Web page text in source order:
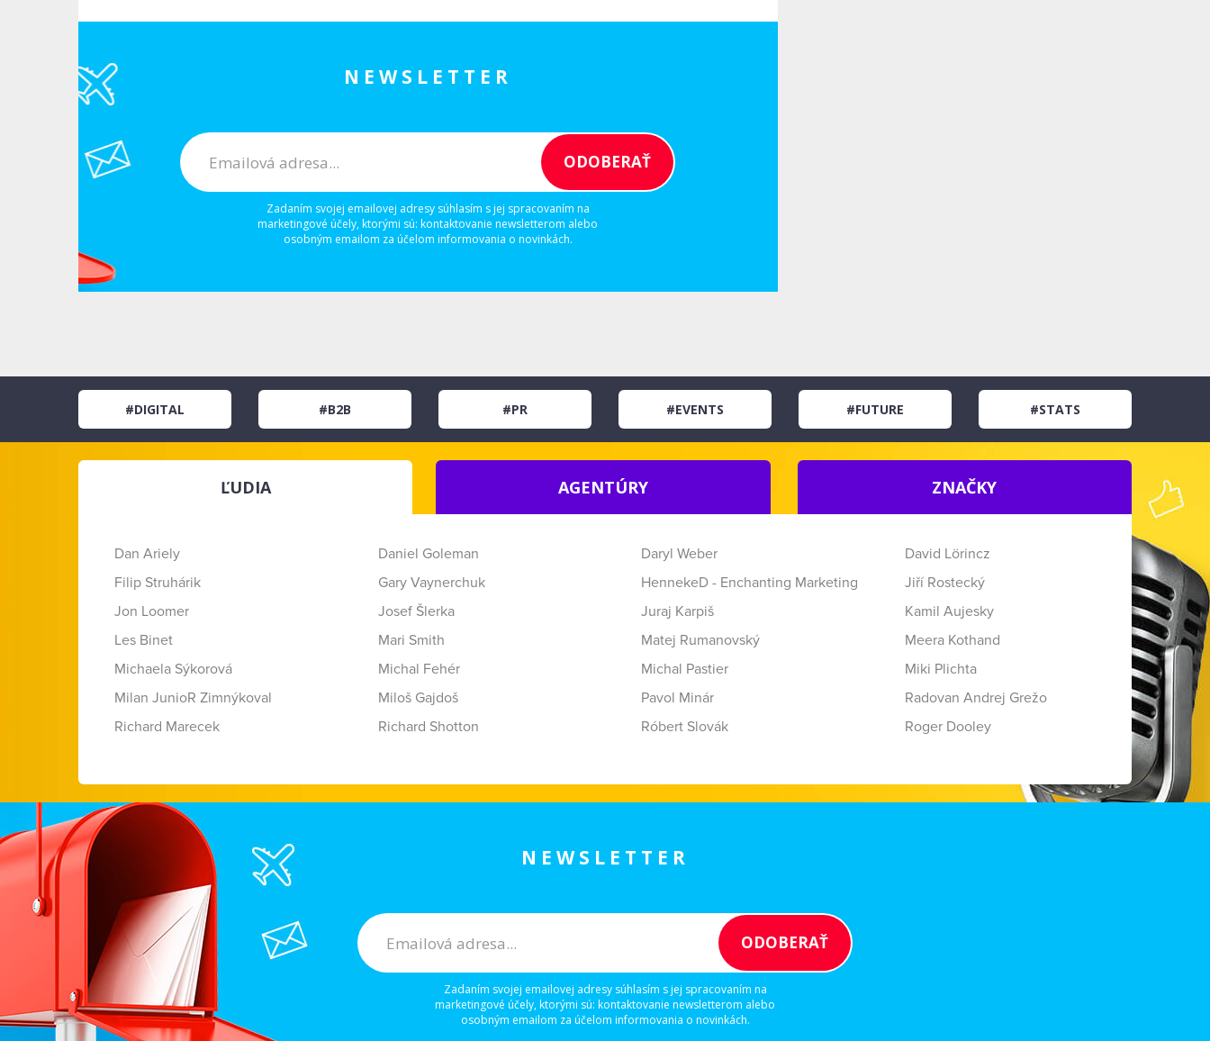
NEWSLETTER
Zadaním svojej emailovej adresy súhlasím s jej spracovaním na
marketingové účely, ktorými sú: kontaktovanie newsletterom alebo
osobným emailom za účelom informovania o novinkách.
#DIGITAL #B2B #PR #EVENTS #FUTURE #STATS
ĽUDIA AGENTÚRY ZNAČKY
Dan Ariely Daniel Goleman Daryl Weber
David Lörincz
Filip Struhárik
Gary Vaynerchuk HennekeD - Enchanting Marketing
Jiří Rostecký
Jon Loomer
Josef Šlerka Juraj Karpiš
Kamil Aujesky
Les Binet
Mari Smith Matej Rumanovský
Meera Kothand
Michaela Sýkorová
Michal Fehér Michal Pastier
Miki Plichta
Milan JunioR Zimnýkoval
Miloš Gajdoš Pavol Minár
Radovan Andrej Grežo
Richard Marecek
Richard Shotton Róbert Slovák Roger Dooley
NEWSLETTER
Zadaním svojej emailovej adresy súhlasím s jej spracovaním na
marketingové účely, ktorými sú: kontaktovanie newsletterom alebo
osobným emailom za účelom informovania o novinkách.